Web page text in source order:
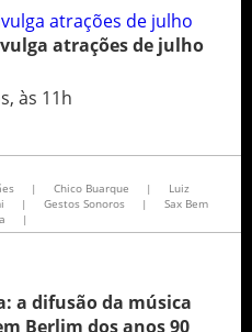
atrações de julho
às 11h
| Chico Buarque |
Luiz
| Gestos Sonoros |
Sax Bem
|
a difusão da música
Berlim dos anos 90